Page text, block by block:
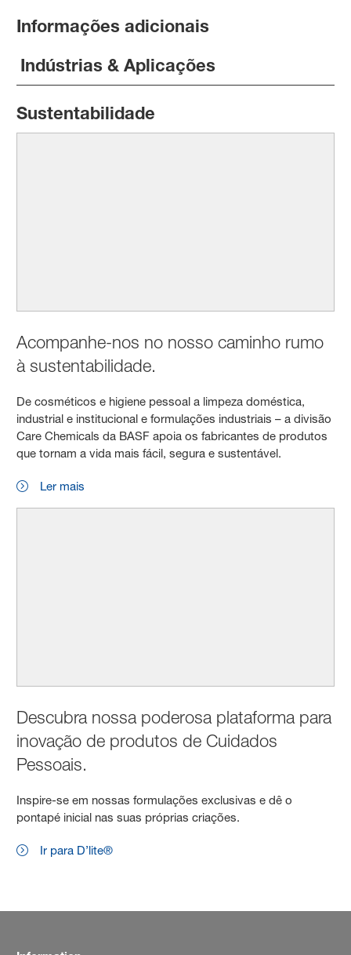
Informações adicionais
Indústrias & Aplicações
Sustentabilidade
Acompanhe-nos no nosso caminho rumo
à sustentabilidade.
De cosméticos e higiene pessoal a limpeza doméstica,
industrial e institucional e formulações industriais – a divisão
Care Chemicals da BASF apoia os fabricantes de produtos
que tornam a vida mais fácil, segura e sustentável.
Ler mais
Descubra nossa poderosa plataforma para
inovação de produtos de Cuidados
Pessoais.
Inspire-se em nossas formulações exclusivas e dê o
pontapé inicial nas suas próprias criações.
Ir para D’lite®